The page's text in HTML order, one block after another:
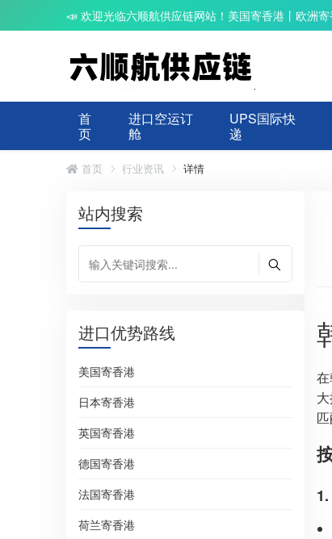
📣 欢迎光临六顺航供应链网站！美国寄香港丨欧洲
首
页
进口空运订
舱
UPS国际快
递
首页 行业资讯 详情
站内搜索
进口优势路线
美国寄香港
日本寄香港
英国寄香港
德国寄香港
法国寄香港
荷兰寄香港